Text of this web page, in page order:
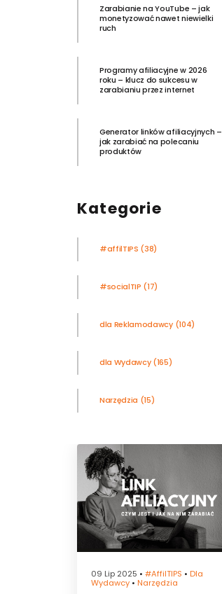
Zarabianie na YouTube – jak
monetyzować nawet niewielki
ruch
Programy afiliacyjne w 2026
roku – klucz do sukcesu w
zarabianiu przez internet
Generator linków afiliacyjnych –
jak zarabiać na polecaniu
produktów
Kategorie
#affilTIPS (38)
#socialTIP (17)
dla Reklamodawcy(104)
dla Wydawcy(165)
Narzędzia (15)
09 Lip 2025 • #affilTIPS • Dla
Wydawcy • Narzędzia